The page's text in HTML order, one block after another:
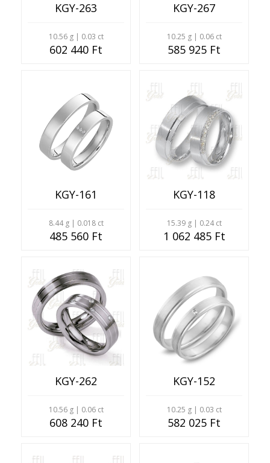
KGY-263
10.56 g | 0.03 ct
602 440 Ft
KGY-267
10.25 g | 0.06 ct
585 925 Ft
KGY-161
8.44 g | 0.018 ct
485 560 Ft
KGY-118
15.39 g | 0.24 ct
1 062 485 Ft
KGY-262
10.56 g | 0.06 ct
608 240 Ft
KGY-152
10.25 g | 0.03 ct
582 025 Ft